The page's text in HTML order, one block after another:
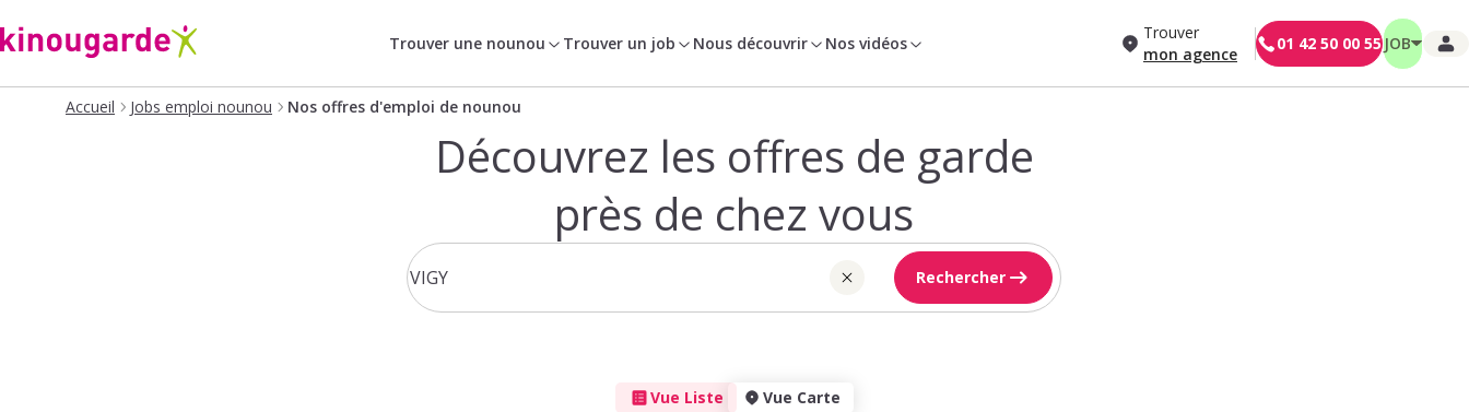
Trouver une nounou Trouver un job Nous découvrir Nos vidéos
Trouver
mon agence
01 42 50 00 55 JOB
Accueil Jobs emploi nounou Nos offres d'emploi de nounou
Découvrez les offres de garde
près de chez vous
Rechercher
Vue Liste Vue Carte